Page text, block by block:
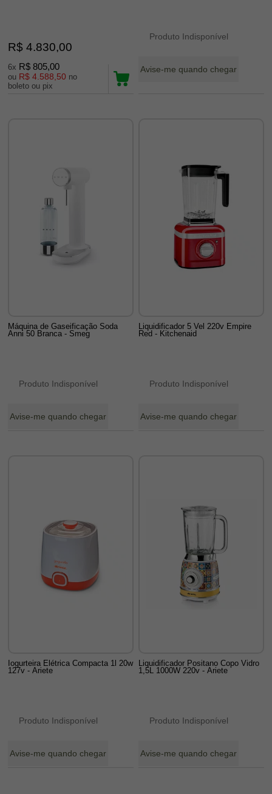
R$ 4.830,00
6x R$ 805,00
ou R$ 4.588,50 no
boleto ou pix
Produto Indisponível
Avise-me quando chegar
Máquina de Gaseificação Soda
Anni 50 Branca - Smeg
Produto Indisponível
Avise-me quando chegar
Liquidificador 5 Vel 220v Empire
Red - Kitchenaid
Produto Indisponível
Avise-me quando chegar
Iogurteira Elétrica Compacta 1l 20w
127v - Ariete
Produto Indisponível
Avise-me quando chegar
Liquidificador Positano Copo Vidro
1,5L 1000W 220v - Ariete
Produto Indisponível
Avise-me quando chegar